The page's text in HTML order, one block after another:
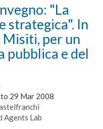
"La
strategica". In
per un
pubblica e del
to 29 Mar 2008
Agents Lab